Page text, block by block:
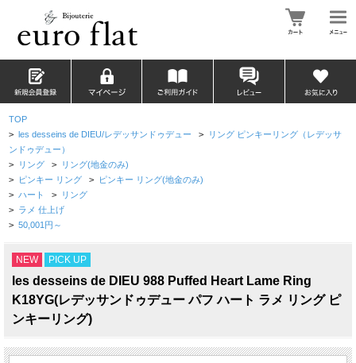
TOP
> les desseins de DIEU/レデッサンドゥデュー >
リング ピンキーリング（レデッサ
ンドゥデュー）
> リング > リング(地金のみ)
> ピンキー リング > ピンキー リング(地金のみ)
> ハート > リング
> ラメ 仕上げ
> 50,001円～
NEW PICK UP
les desseins de DIEU 988 Puffed Heart Lame Ring
K18YG(レデッサンドゥデュー パフ ハート ラメ リング ピ
ンキーリング)